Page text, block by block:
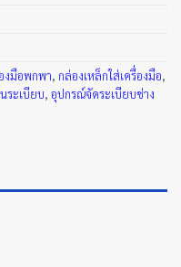
งมือพกพา, กล่องเหล็กใส่เครื่องมือ,
ระเบียบ, อุปกรณ์จัดระเบียบช่าง